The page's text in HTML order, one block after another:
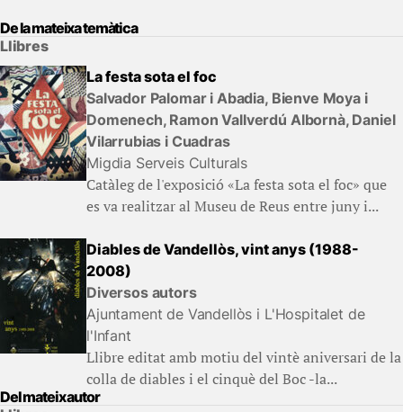
De la mateixa temàtica
Llibres
La festa sota el foc
Salvador Palomar i Abadia, Bienve Moya i
Domenech, Ramon Vallverdú Albornà, Daniel
Vilarrubias i Cuadras
Migdia Serveis Culturals
Catàleg de l'exposició «La festa sota el foc» que
es va realitzar al Museu de Reus entre juny i...
Diables de Vandellòs, vint anys (1988-
2008)
Diversos autors
Ajuntament de Vandellòs i L'Hospitalet de
l'Infant
Llibre editat amb motiu del vintè aniversari de la
colla de diables i el cinquè del Boc -la...
Del mateix autor